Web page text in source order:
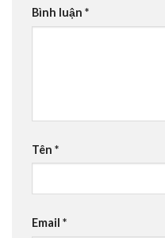
Bình luận *
Tên *
Email *